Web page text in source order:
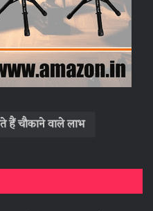
हैं चौकाने वाले लाभ